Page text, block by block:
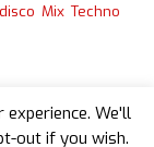
Mix Techno
We'll
out if you wish.